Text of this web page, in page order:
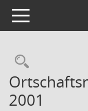
Toggle navigation
2001